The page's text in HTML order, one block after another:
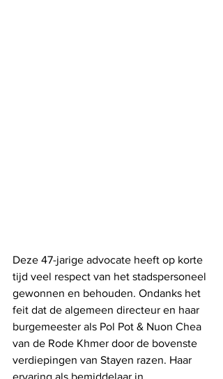
Deze 47-jarige advocate heeft op korte
tijd veel respect van het stadspersoneel
gewonnen en behouden. Ondanks het
feit dat de algemeen directeur en haar
burgemeester als Pol Pot & Nuon Chea
van de Rode Khmer door de bovenste
verdiepingen van Stayen razen. Haar
ervaring als bemiddelaar in